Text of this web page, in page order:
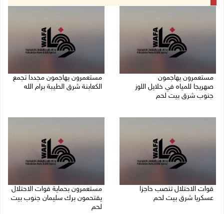
مستعمرون يهاجمون
صهريجا للمياه في خلايل اللوز
جنوب شرق بيت لحم
مستعمرون يهاجمون مجددا تجمع
الكعابنة شرق الطيبة برام الله
قوات الاحتلال تنصب حاجزا
عسكريا شرق بيت لحم
مستعمرون بحماية قوات الاحتلال
يقتحمون برك سليمان جنوب بيت
لحم